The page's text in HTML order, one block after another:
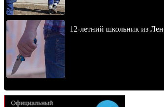
12-летний школьник из